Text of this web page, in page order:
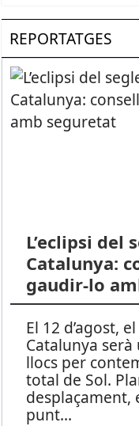
REPORTATGES
L’eclipsi del
Catalunya:
gaudir-lo
El 12 d’agost,
Catalunya
llocs per
total de Sol.
desplaçament,
punt...